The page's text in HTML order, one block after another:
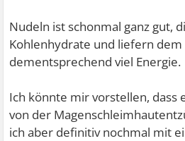
Nudeln ist schonmal ganz gut,
Kohlenhydrate und liefern
dementsprechend viel Energie.
Ich könnte mir vorstellen, dass
von der
ich aber definitiv nochmal mit